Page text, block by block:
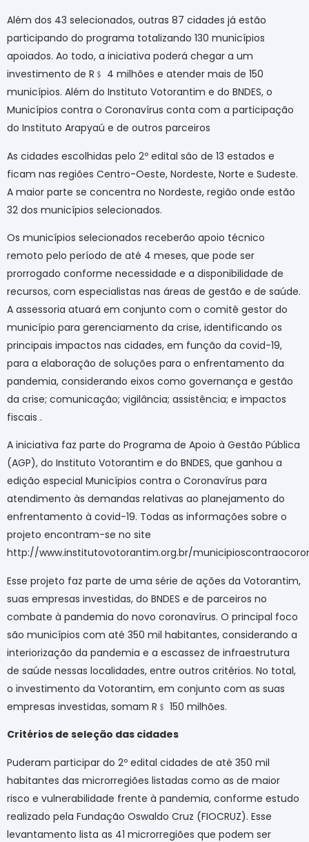
Além dos 43 selecionados, outras 87 cidades já estão
participando do programa totalizando 130 municípios
apoiados. Ao todo, a iniciativa poderá chegar a um
investimento de R ﹩ 4 milhões e atender mais de 150
municípios. Além do Instituto Votorantim e do BNDES, o
Municípios contra o Coronavírus conta com a participação
do Instituto Arapyaú e de outros parceiros
As cidades escolhidas pelo 2º edital são de 13 estados e
ficam nas regiões Centro-Oeste, Nordeste, Norte e Sudeste.
A maior parte se concentra no Nordeste, região onde estão
32 dos municípios selecionados.
Os municípios selecionados receberão apoio técnico
remoto pelo período de até 4 meses, que pode ser
prorrogado conforme necessidade e a disponibilidade de
recursos, com especialistas nas áreas de gestão e de saúde.
A assessoria atuará em conjunto com o comitê gestor do
município para gerenciamento da crise, identificando os
principais impactos nas cidades, em função da covid-19,
para a elaboração de soluções para o enfrentamento da
pandemia, considerando eixos como governança e gestão
da crise; comunicação; vigilância; assistência; e impactos
fiscais .
A iniciativa faz parte do Programa de Apoio à Gestão Pública
(AGP), do Instituto Votorantim e do BNDES, que ganhou a
edição especial Municípios contra o Coronavírus para
atendimento às demandas relativas ao planejamento do
enfrentamento à covid-19. Todas as informações sobre o
projeto encontram-se no site
http://www.institutovotorantim.org.br/
Esse projeto faz parte de uma série de ações da Votorantim,
suas empresas investidas, do BNDES e de parceiros no
combate à pandemia do novo coronavírus. O principal foco
são municípios com até 350 mil habitantes, considerando a
interiorização da pandemia e a escassez de infraestrutura
de saúde nessas localidades, entre outros critérios. No total,
o investimento da Votorantim, em conjunto com as suas
empresas investidas, somam R ﹩ 150 milhões.
Critérios de seleção das cidades
Puderam participar do 2º edital cidades de até 350 mil
habitantes das microrregiões listadas como as de maior
risco e vulnerabilidade frente à pandemia, conforme estudo
realizado pela Fundação Oswaldo Cruz (FIOCRUZ). Esse
levantamento lista as 41 microrregiões que podem ser